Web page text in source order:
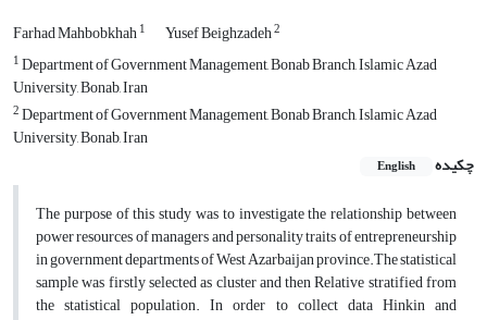
Farhad Mahbobkhah1 Yusef Beighzadeh2
1Department of Government Management, Bonab Branch, Islamic Azad
University, Bonab, Iran
2Department of Government Management, Bonab Branch, Islamic Azad
University, Bonab, Iran
چکیده
English
The purpose of this study was to investigate the relationship between
power resources of managers and personality traits of entrepreneurship
in government departments of West Azarbaijan province.The statistical
sample was firstly selected as cluster and then Relative stratified from
the statistical population. In order to collect data Hinkin and